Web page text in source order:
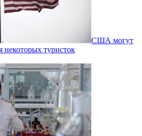
США могут
некоторых туристок